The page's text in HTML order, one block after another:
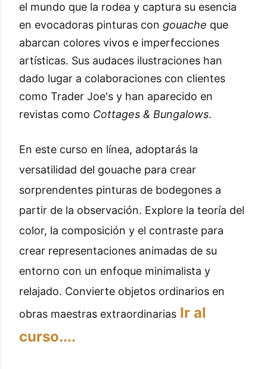
el mundo que la rodea y captura su esencia
en evocadoras pinturas con gouache que
abarcan colores vivos e imperfecciones
artísticas. Sus audaces ilustraciones han
dado lugar a colaboraciones con clientes
como Trader Joe's y han aparecido en
revistas como Cottages & Bungalows.
En este curso en línea, adoptarás la
versatilidad del gouache para crear
sorprendentes pinturas de bodegones a
partir de la observación. Explore la teoría del
color, la composición y el contraste para
crear representaciones animadas de su
entorno con un enfoque minimalista y
relajado. Convierte objetos ordinarios en
obras maestras extraordinarias Ir al
curso....